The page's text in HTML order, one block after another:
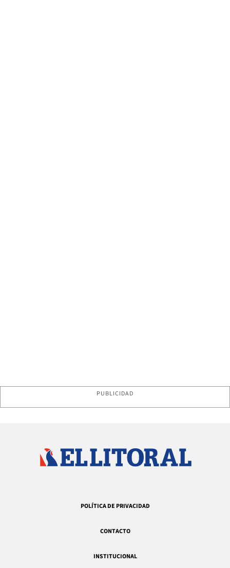
PUBLICIDAD
POLÍTICA DE PRIVACIDAD
CONTACTO
INSTITUCIONAL